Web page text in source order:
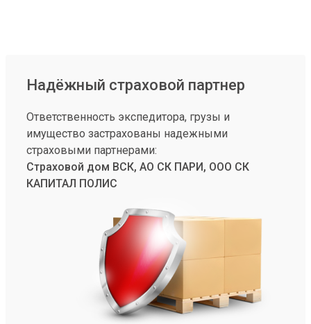
Надёжный страховой партнер
Ответственность экспедитора, грузы и
имущество застрахованы надежными
страховыми партнерами:
Страховой дом ВСК, АО СК ПАРИ, ООО СК
КАПИТАЛ ПОЛИС